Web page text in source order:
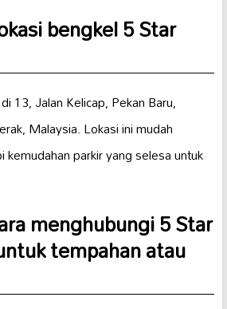
bengkel 5 Star
13, Jalan Kelicap, Pekan Baru,
Malaysia. Lokasi ini mudah
parkir yang selesa untuk
menghubungi 5 Star
tempahan atau